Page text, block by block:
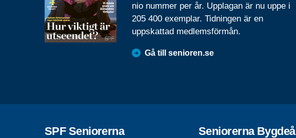
nio nummer per år. Upplagan är nu uppe i
205 400 exemplar. Tidningen är en
uppskattad medlemsförmån.
Gå till senioren.se
SPF Seniorerna Seniorerna Bygdeå